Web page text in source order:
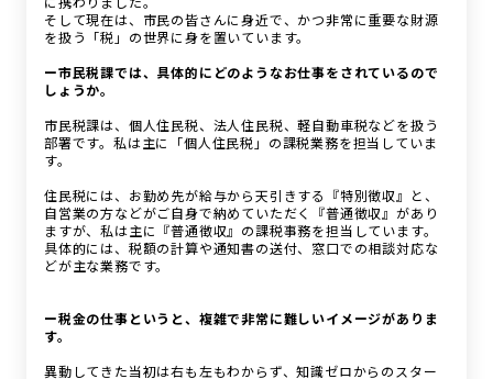
そして現在は、市民の皆さんに身近で、かつ非常に重要な財源
を扱う「税」の世界に身を置いています。
ー市民税課では、具体的にどのようなお仕事をされているので
しょうか。
市民税課は、個人住民税、法人住民税、軽自動車税などを扱う
部署です。私は主に「個人住民税」の課税業務を担当していま
す。
住民税には、お勤め先が給与から天引きする『特別徴収』と、
自営業の方などがご自身で納めていただく『普通徴収』があり
ますが、私は主に『普通徴収』の課税事務を担当しています。
具体的には、税額の計算や通知書の送付、窓口での相談対応な
どが主な業務です。
ー税金の仕事というと、複雑で非常に難しいイメージがありま
す。
異動してきた当初は右も左もわからず、知識ゼロからのスター